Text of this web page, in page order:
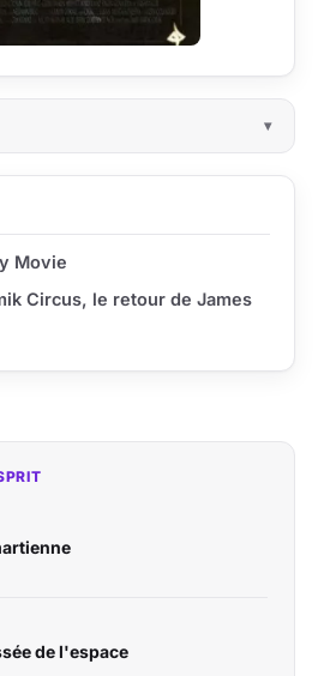
Movie
Circus, le retour de James
de l'espace